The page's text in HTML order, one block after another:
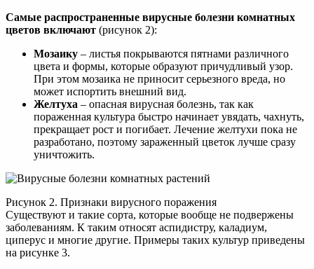
Самые распространенные вирусные болезни комнатных
цветов включают (рисунок 2):
Мозаику – листья покрываются пятнами различного
цвета и формы, которые образуют причудливый узор.
При этом мозаика не приносит серьезного вреда, но
может испортить внешний вид.
Желтуха – опасная вирусная болезнь, так как
пораженная культура быстро начинает увядать, чахнуть,
прекращает рост и погибает. Лечение желтухи пока не
разработано, поэтому зараженный цветок лучше сразу
уничтожить.
Рисунок 2. Признаки вирусного поражения
Существуют и такие сорта, которые вообще не подвержены
заболеваниям. К таким относят аспидистру, каладиум,
циперус и многие другие. Примеры таких культур приведены
на рисунке 3.